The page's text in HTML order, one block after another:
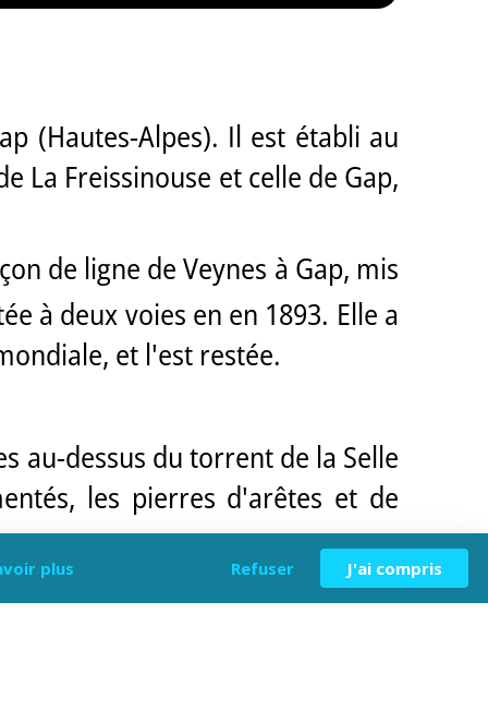
(Hautes-Alpes). Il est établi au
La Freissinouse et celle de Gap,
de ligne de Veynes à Gap, mis
à deux voies en en 1893. Elle a
et l'est restée.
au-dessus du torrent de la Selle
les pierres d'arêtes et de
(sections rectangulaires
plus Refuser J'ai compris